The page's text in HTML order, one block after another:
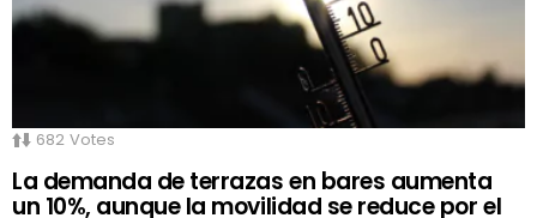
682 Votes
La demanda de terrazas en bares aumenta
un 10%, aunque la movilidad se reduce por el